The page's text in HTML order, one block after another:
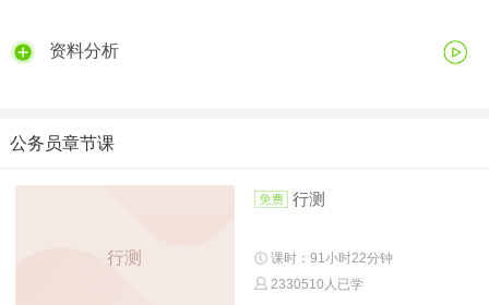
资料分析
公务员章节课
行测
行测
课时：91小时22分钟
2330510人已学